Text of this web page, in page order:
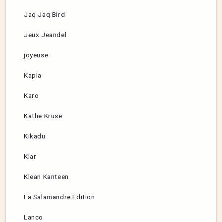
Jaq Jaq Bird
Jeux Jeandel
joyeuse
Kapla
Karo
Käthe Kruse
Kikadu
Klar
Klean Kanteen
La Salamandre Edition
Lanco